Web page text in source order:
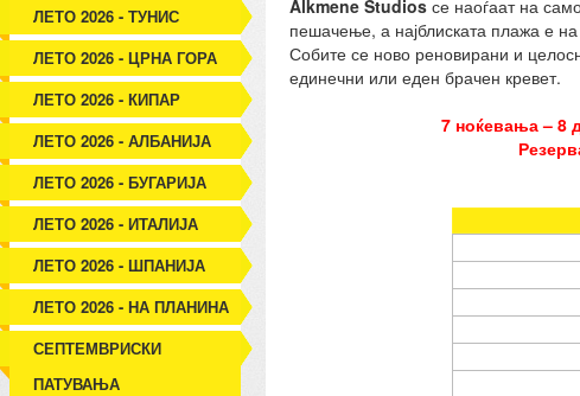
ЛЕТО 2026 - ТУНИС
ЛЕТО 2026 - ЦРНА ГОРА
ЛЕТО 2026 - КИПАР
ЛЕТО 2026 - АЛБАНИЈА
ЛЕТО 2026 - БУГАРИЈА
ЛЕТО 2026 - ИТАЛИЈА
ЛЕТО 2026 - ШПАНИЈА
ЛЕТО 2026 - НА ПЛАНИНА
СЕПТЕМВРИСКИ
ПАТУВАЊА
Alkmene Studiosсе наоѓаат на
пешачење, а најблиската плажа е
Собите се ново реновирани и
единечни или еден брачен кревет.
7 ноќевања – 8